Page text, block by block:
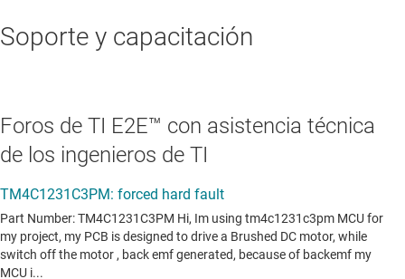
Soporte y capacitación
Foros de TI E2E™ con asistencia técnica
de los ingenieros de TI